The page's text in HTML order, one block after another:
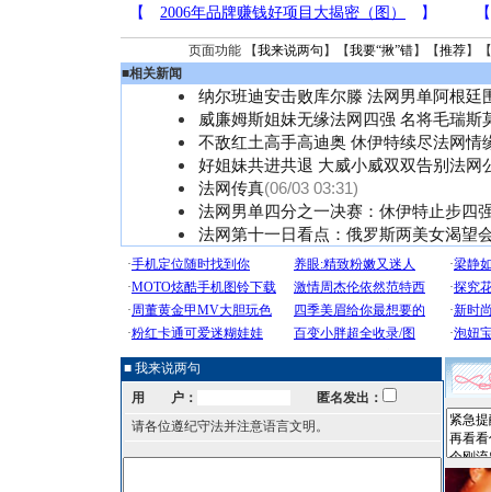
页面功能 【我来说两句 】【我要“揪”错】【推荐】
■相关新闻
纳尔班迪安击败库尔滕 法网男单阿根廷
威廉姆斯姐妹无缘法网四强 名将毛瑞斯
不敌红土高手高迪奥 休伊特续尽法网情
好姐妹共进共退 大威小威双双告别法网
法网传真(06/03 03:31)
法网男单四分之一决赛：休伊特止步四
法网第十一日看点：俄罗斯两美女渴望
■ 我来说两句
用 户：
匿名发出：
请各位遵纪守法并注意语言文明。